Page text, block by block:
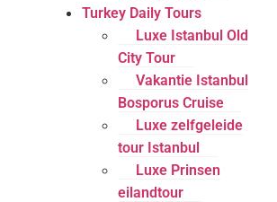
Turkey Daily Tours
Luxe Istanbul Old
City Tour
Vakantie Istanbul
Bosporus Cruise
Luxe zelfgeleide
tour Istanbul
Luxe Prinsen
eilandtour